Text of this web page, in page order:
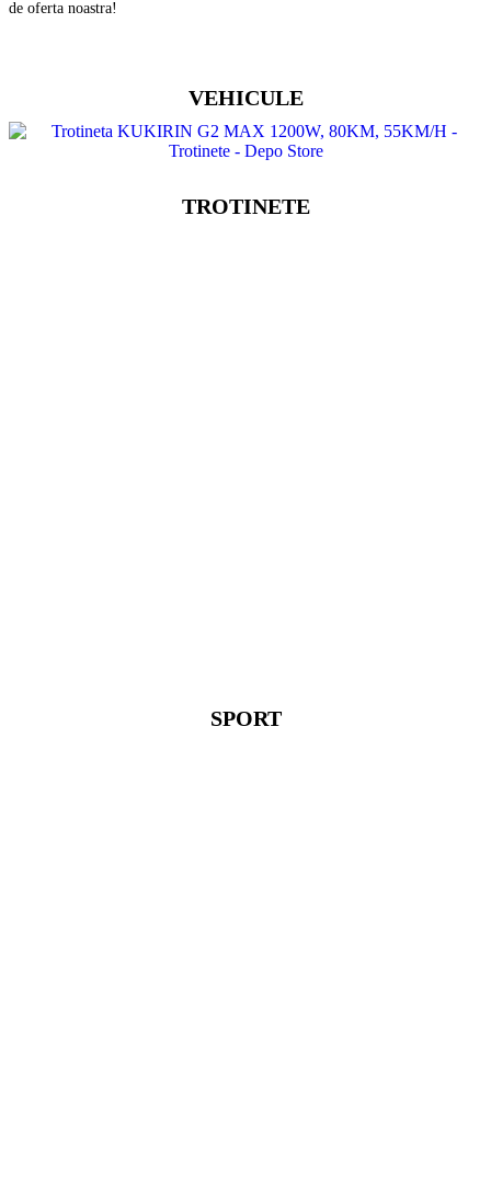
de oferta noastra!
VEHICULE
TROTINETE
SPORT